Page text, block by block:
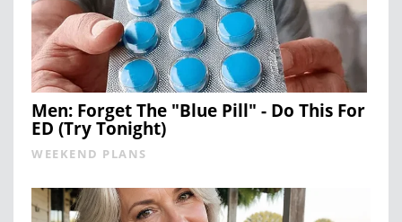
Men: Forget The "Blue Pill" - Do This For
ED (Try Tonight)
WEEKEND PLANS